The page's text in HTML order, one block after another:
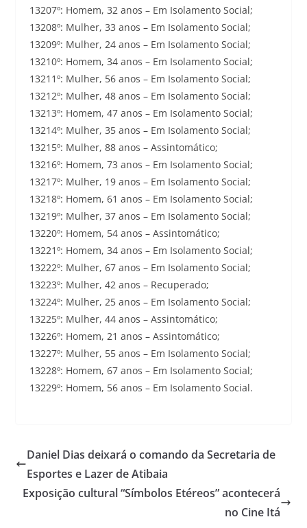
13207º: Homem, 32 anos – Em Isolamento Social;
13208º: Mulher, 33 anos – Em Isolamento Social;
13209º: Mulher, 24 anos – Em Isolamento Social;
13210º: Homem, 34 anos – Em Isolamento Social;
13211º: Mulher, 56 anos – Em Isolamento Social;
13212º: Mulher, 48 anos – Em Isolamento Social;
13213º: Homem, 47 anos – Em Isolamento Social;
13214º: Mulher, 35 anos – Em Isolamento Social;
13215º: Mulher, 88 anos – Assintomático;
13216º: Homem, 73 anos – Em Isolamento Social;
13217º: Mulher, 19 anos – Em Isolamento Social;
13218º: Homem, 61 anos – Em Isolamento Social;
13219º: Mulher, 37 anos – Em Isolamento Social;
13220º: Homem, 54 anos – Assintomático;
13221º: Homem, 34 anos – Em Isolamento Social;
13222º: Mulher, 67 anos – Em Isolamento Social;
13223º: Mulher, 42 anos – Recuperado;
13224º: Mulher, 25 anos – Em Isolamento Social;
13225º: Mulher, 44 anos – Assintomático;
13226º: Homem, 21 anos – Assintomático;
13227º: Mulher, 55 anos – Em Isolamento Social;
13228º: Homem, 67 anos – Em Isolamento Social;
13229º: Homem, 56 anos – Em Isolamento Social.
Daniel Dias deixará o comando da Secretaria de
Esportes e Lazer de Atibaia
Exposição cultural “Símbolos Etéreos” acontecerá
no Cine Itá